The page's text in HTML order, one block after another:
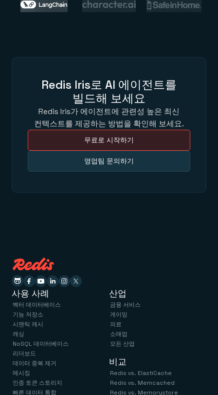
Redis Iris로 AI 에이전트를
빌드해 보세요
Redis Iris가 에이전트에 관련성 높은 최신
컨텍스트를 제공하는 방법을 확인해 보세요.
무료로 시작하기
영업팀 문의하기
사용 사례
벡터 데이터베이스
기능 저장소
시맨틱 캐시
캐싱
NoSQL 데이터베이스
리더보드
데이터 중복 제거
메시징
인증 토큰 스토리지
빠른 데이터 통합
산업
금융 서비스
게이밍
의료
소매업
모든 산업
비교
Redis vs. ElastiCache
Redis vs. Memcached
Redis vs. Memorystore